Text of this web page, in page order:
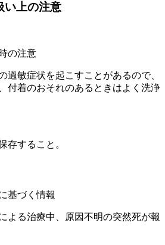
い上の注意
の注意
過敏症状を起こすことがあるので、
付着のおそれのあるときはよく洗浄
存すること。
基づく情報
よる治療中、原因不明の突然死が報